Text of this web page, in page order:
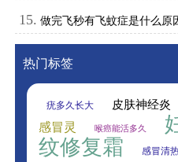
15. 做完飞秒有飞蚊症是什么原
热门标签
疣多久长大 皮肤神经炎
感冒灵
喉癌能活多久
纹修复霜
感冒清